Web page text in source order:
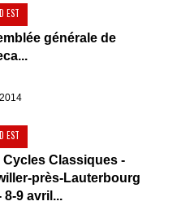
EST
générale de
EST
Cycles Classiques -
près-Lauterbourg
8-9 avril...